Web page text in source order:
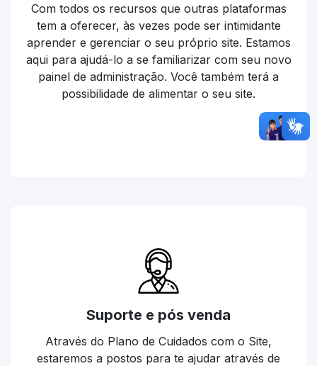
Com todos os recursos que outras plataformas
tem a oferecer, às vezes pode ser intimidante
aprender e gerenciar o seu próprio site. Estamos
aqui para ajudá-lo a se familiarizar com seu novo
painel de administração. Você também terá a
possibilidade de alimentar o seu site.
Suporte e pós venda
Através do Plano de Cuidados com o Site,
estaremos a postos para te ajudar através de